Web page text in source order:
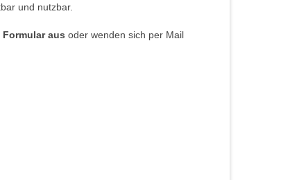
und nutzbar.
aus oder wenden sich per Mail